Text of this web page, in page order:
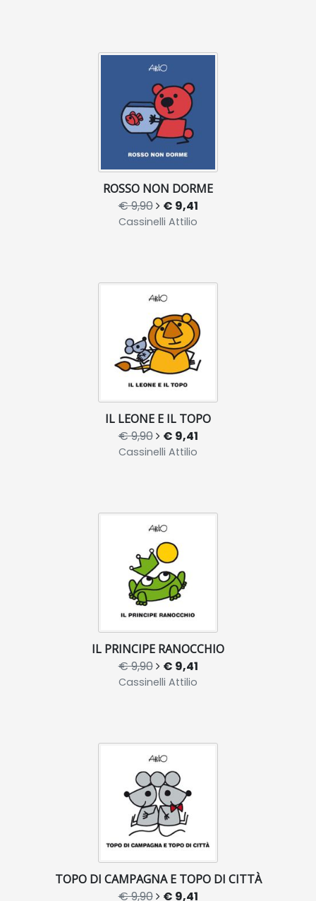
ROSSO NON DORME
€ 9,90 € 9,41
Cassinelli Attilio
IL LEONE E IL TOPO
€ 9,90 € 9,41
Cassinelli Attilio
IL PRINCIPE RANOCCHIO
€ 9,90 € 9,41
Cassinelli Attilio
TOPO DI CAMPAGNA E TOPO DI CITTÀ
€ 9,90 € 9,41